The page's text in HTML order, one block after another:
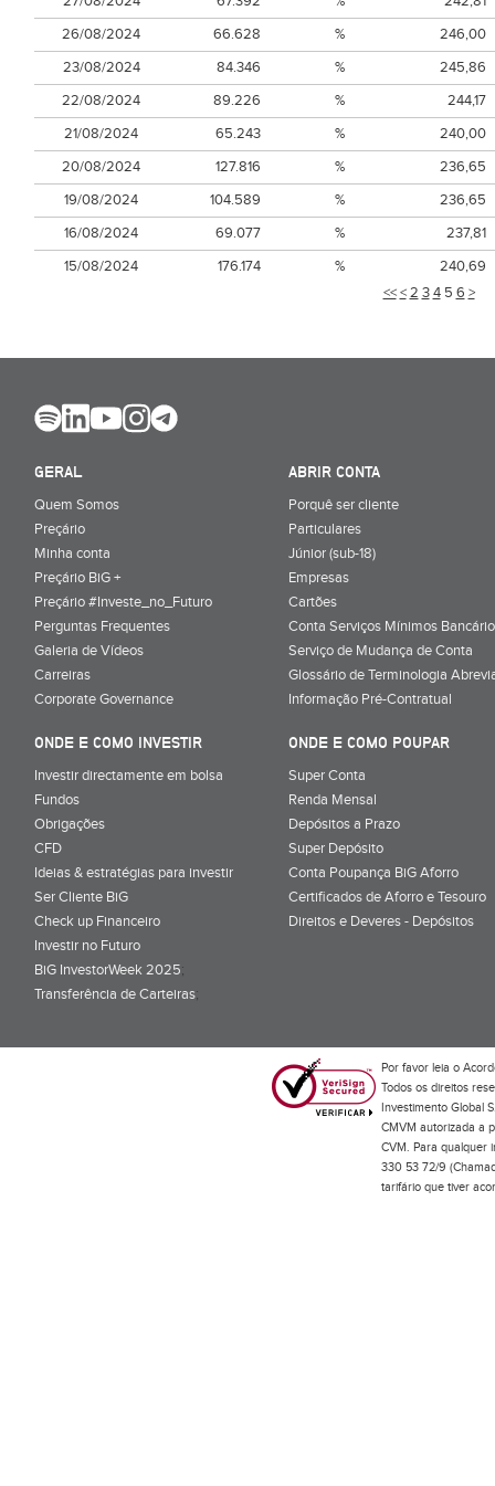
<< < 2 3 45 6 >
26/08/2024
66.628 %
246,00
23/08/2024
84.346 %
245,86
22/08/2024
89.226 %
244,17
21/08/2024
65.243 %
240,00
20/08/2024
127.816 %
236,65
19/08/2024
104.589 %
236,65
16/08/2024
69.077 %
237,81
15/08/2024
176.174 % 240,69
GERAL
Quem Somos
Preçário
Minha conta
Preçário BiG +
Preçário #Investe_no_Futuro
Perguntas Frequentes
Galeria de Vídeos
Carreiras
Corporate Governance
ABRIR CONTA
Porquê ser cliente
Particulares
Júnior (sub-18)
Empresas
Cartões
Conta Serviços Mínimos
Serviço de Mudança de Conta
Glossário de Terminologia
Informação Pré-Contratual
ONDE E COMO INVESTIR
Investir directamente em bolsa
Fundos
Obrigações
CFD
Ideias & estratégias para investir
Ser Cliente BiG
Check up Financeiro
Investir no Futuro
BiG InvestorWeek 2025;
Transferência de Carteiras;
ONDE E COMO POUPAR
Super Conta
Renda Mensal
Depósitos a Prazo
Super Depósito
Conta Poupança BiG Aforro
Certificados de Aforro e Tesouro
Direitos e Deveres - Depósitos
Por favor leia o
Todos os direitos
Investimento Global
CMVM autorizada a
CVM. Para qualquer
330 53 72/9
tarifário que tiver